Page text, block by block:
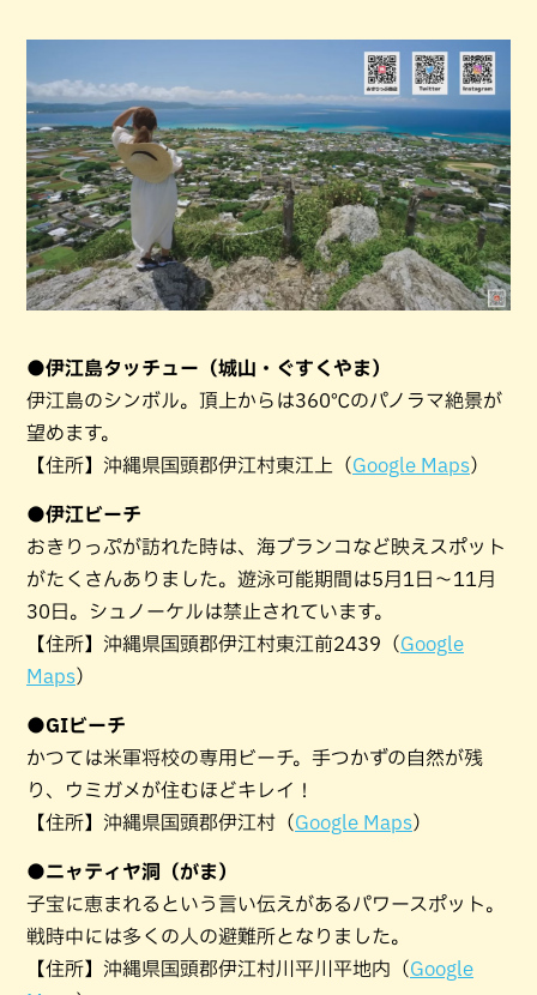
●伊江島タッチュー（城山・ぐすくやま）
伊江島のシンボル。頂上からは360℃のパノラマ絶景が
望めます。
【住所】沖縄県国頭郡伊江村東江上（Google Maps）
●伊江ビーチ
おきりっぷが訪れた時は、海ブランコなど映えスポット
がたくさんありました。遊泳可能期間は5月1日～11月
30日。シュノーケルは禁止されています。
【住所】沖縄県国頭郡伊江村東江前2439（Google
Maps）
●GIビーチ
かつては米軍将校の専用ビーチ。手つかずの自然が残
り、ウミガメが住むほどキレイ！
【住所】沖縄県国頭郡伊江村（Google Maps）
●ニャティヤ洞（がま）
子宝に恵まれるという言い伝えがあるパワースポット。
戦時中には多くの人の避難所となりました。
【住所】沖縄県国頭郡伊江村川平川平地内（Google